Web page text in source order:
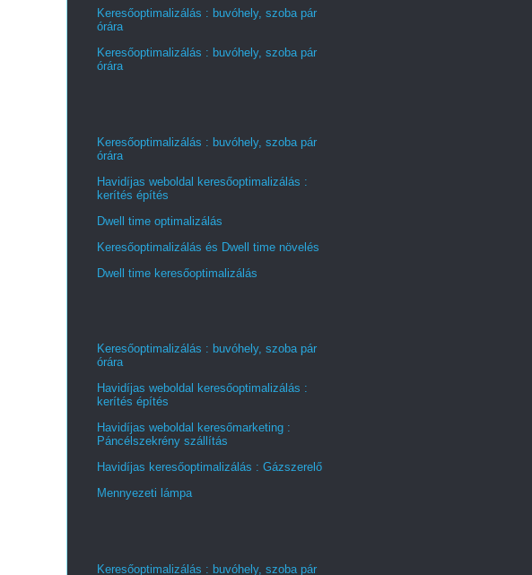
Keresőoptimalizálás : buvóhely, szoba pár
órára
Keresőoptimalizálás : buvóhely, szoba pár
órára
Keresőoptimalizálás : buvóhely, szoba pár
órára
Havidíjas weboldal keresőoptimalizálás :
kerítés építés
Dwell time optimalizálás
Keresőoptimalizálás és Dwell time növelés
Dwell time keresőoptimalizálás
Keresőoptimalizálás : buvóhely, szoba pár
órára
Havidíjas weboldal keresőoptimalizálás :
kerítés építés
Havidíjas weboldal keresőmarketing :
Páncélszekrény szállítás
Havidíjas keresőoptimalizálás : Gázszerelő
Mennyezeti lámpa
Keresőoptimalizálás : buvóhely, szoba pár